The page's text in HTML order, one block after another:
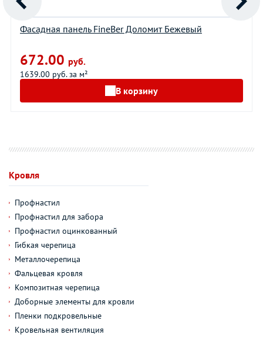
Фасадная панель FineBer Доломит Бежевый
672.00 руб.
1639.00 руб. за м²
В корзину
Кровля
Профнастил
Профнастил для забора
Профнастил оцинкованный
Гибкая черепица
Металлочерепица
Фальцевая кровля
Композитная черепица
Доборные элементы для кровли
Пленки подкровельные
Кровельная вентиляция